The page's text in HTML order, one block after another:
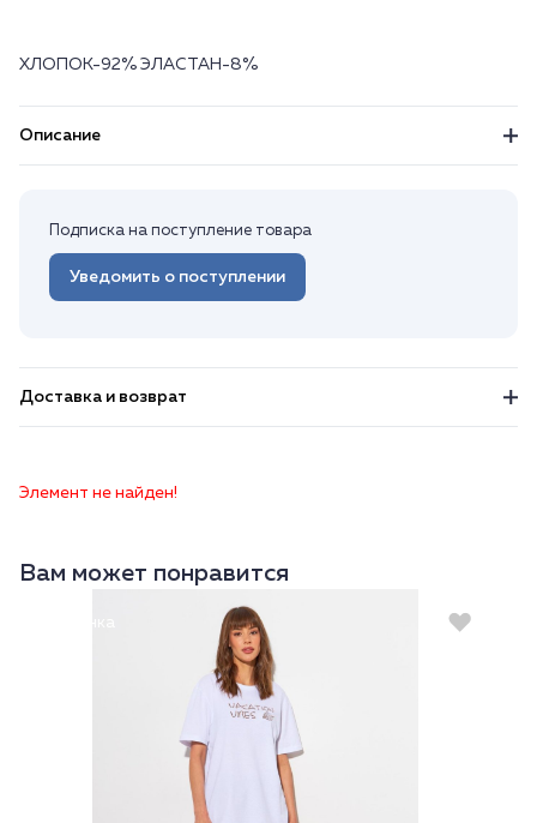
ХЛОПОК-92% ЭЛАСТАН-8%
Описание
Подписка на поступление товара
Уведомить о поступлении
Доставка и возврат
Элемент не найден!
Вам может понравится